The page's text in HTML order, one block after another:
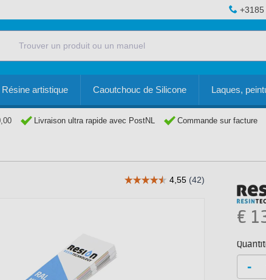
Résine artistique Caoutchouc de Silicone Laques,
Livraison ultra rapide avec PostNL Commande sur facture
€
-